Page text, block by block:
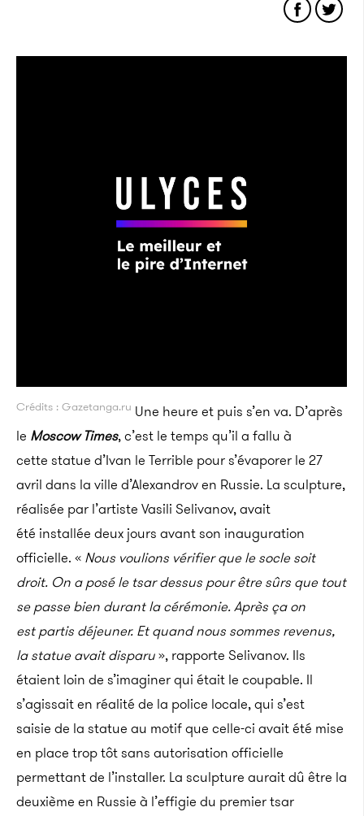
Crédits : Gazetanga.ru Une heure et puis s’en va. D’après
le Moscow Times, c’est le temps qu’il a fallu à
cette statue d’Ivan le Terrible pour s’évaporer le 27
avril dans la ville d’Alexandrov en Russie. La sculpture,
réalisée par l’artiste Vasili Selivanov, avait
été installée deux jours avant son inauguration
officielle. « Nous voulions vérifier que le socle soit
droit. On a posé le tsar dessus pour être sûrs que tout
se passe bien durant la cérémonie. Après ça on
est partis déjeuner. Et quand nous sommes revenus,
la statue avait disparu», rapporte Selivanov. Ils
étaient loin de s’imaginer qui était le coupable. Il
s’agissait en réalité de la police locale, qui s’est
saisie de la statue au motif que celle-ci avait été mise
en place trop tôt sans autorisation officielle
permettant de l’installer. La sculpture aurait dû être la
deuxième en Russie à l’effigie du premier tsar